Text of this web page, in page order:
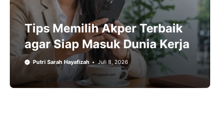
Tips Memilih Akper Terbaik
agar Siap Masuk Dunia Kerja
Putri Sarah Hayafizah Juli 8, 2026